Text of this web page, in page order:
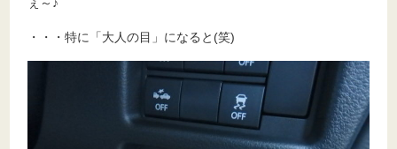
・・・特に「大人の目」になると(笑)